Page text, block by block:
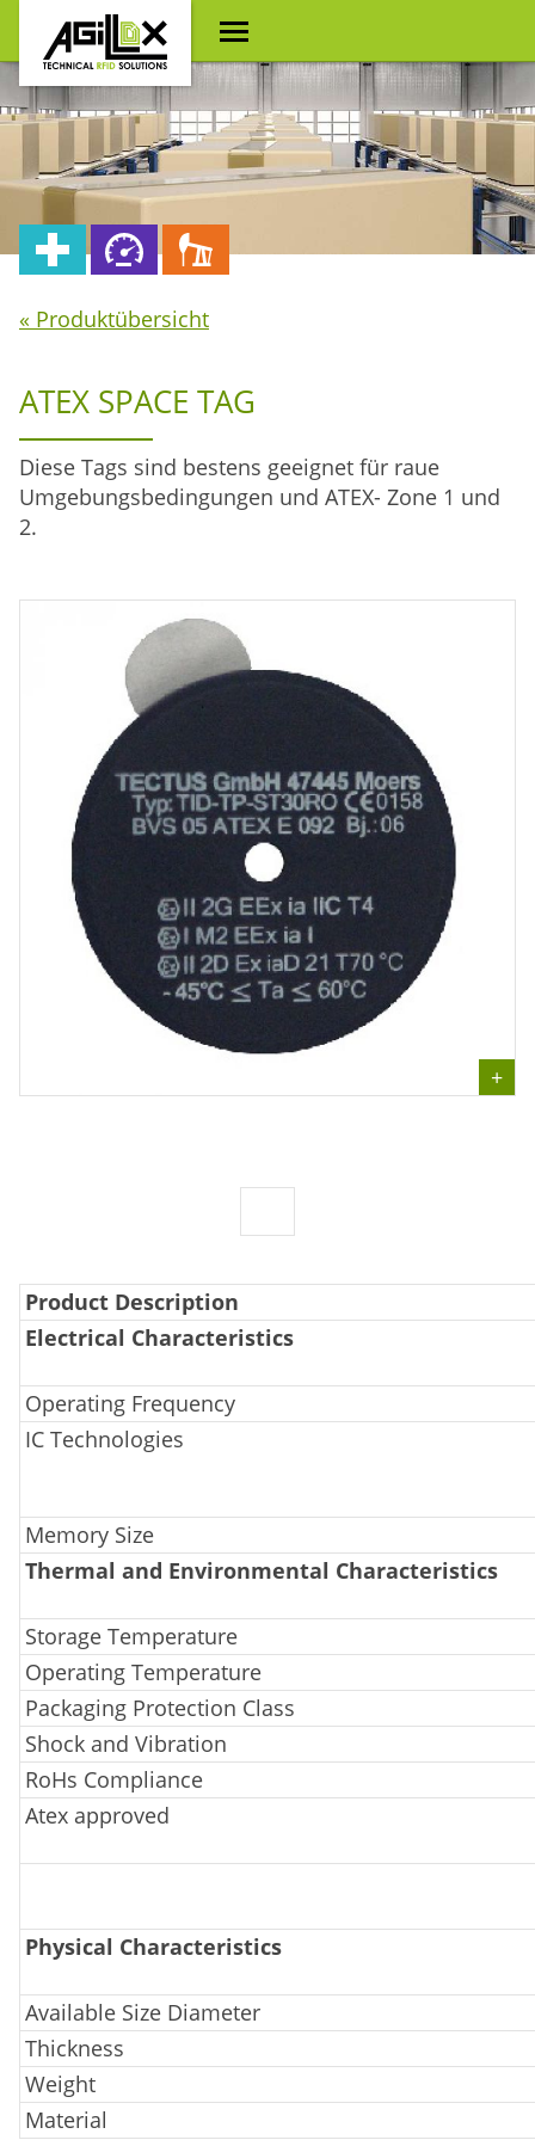
« Produktübersicht
ATEX SPACE TAG
Diese Tags sind bestens geeignet für raue
Umgebungsbedingungen und ATEX- Zone 1 und
2.
Product Description
Electrical Characteristics
Operating Frequency
IC Technologies
Memory Size
Thermal and Environmental Characteristics
Storage Temperature
Operating Temperature
Packaging Protection Class
Shock and Vibration
RoHs Compliance
Atex approved
Physical Characteristics
Available Size Diameter
Thickness
Weight
Material